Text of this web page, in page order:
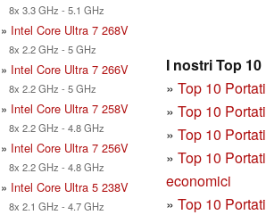
8x 3.3 GHz - 5.1 GHz
» Intel Core Ultra 7 268V
8x 2.2 GHz - 5 GHz
» Intel Core Ultra 7 266V
8x 2.2 GHz - 5 GHz
» Intel Core Ultra 7 258V
8x 2.2 GHz - 4.8 GHz
» Intel Core Ultra 7 256V
8x 2.2 GHz - 4.8 GHz
» Intel Core Ultra 5 238V
8x 2.1 GHz - 4.7 GHz
I nostri Top 10
» Top 10
» Top 10
» Top 10
» Top 10
economici
» Top 10